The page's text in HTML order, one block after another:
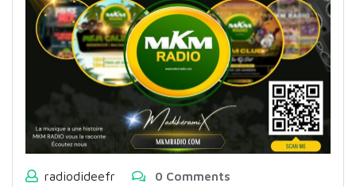
radiodideefr 0 Comments